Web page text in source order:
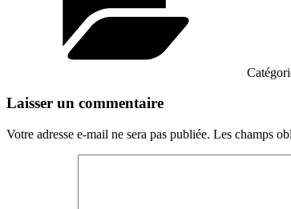
Laisser un commentaire
Votre adresse e-mail ne sera pas publiée. Les champs